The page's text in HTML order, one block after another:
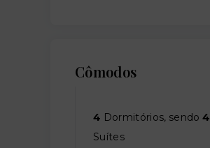
Cômodos
4 Dormitórios, sendo4
Suítes